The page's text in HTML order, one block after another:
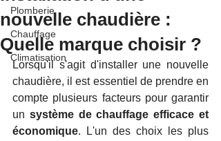
Plomberie
Chauffage
Climatisation
nouvelle chaudière :
Quelle marque choisir ?
Lorsqu'il s'agit d'installer une nouvelle
chaudière, il est essentiel de prendre en
compte plusieurs facteurs pour garantir
un système de chauffage efficace et
économique. L'un des choix les plus